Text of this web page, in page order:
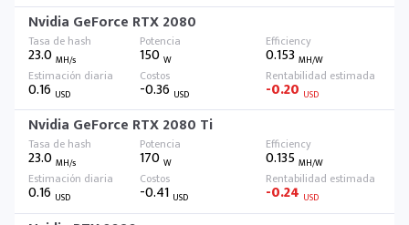
Nvidia GeForce RTX 2080
23.0 MH/s 150W 0.153 MH/W
0.16 USD -0.36 USD -0.20 USD
Nvidia GeForce RTX 2080 Ti
23.0 MH/s 170W 0.135 MH/W
0.16 USD -0.41 USD -0.24 USD